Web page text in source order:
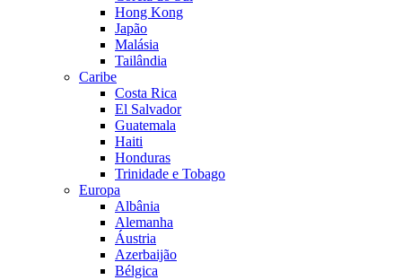
Hong Kong
Japão
Malásia
Tailândia
Caribe
Costa Rica
El Salvador
Guatemala
Haiti
Honduras
Trinidade e Tobago
Europa
Albânia
Alemanha
Áustria
Azerbaijão
Bélgica